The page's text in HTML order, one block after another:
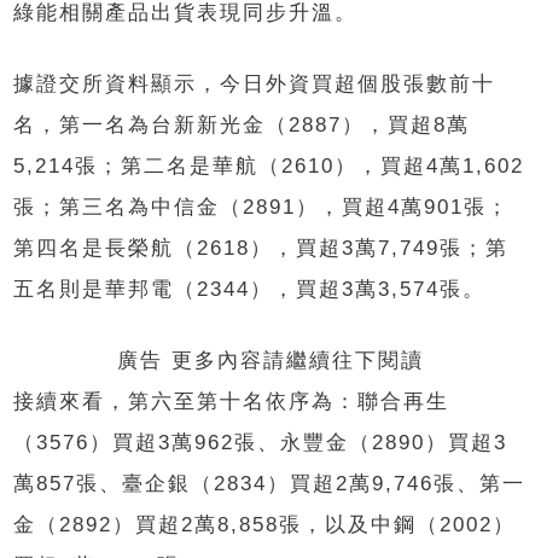
綠能相關產品出貨表現同步升溫。
據證交所資料顯示，今日外資買超個股張數前十
名，第一名為台新新光金（2887），買超8萬
5,214張；第二名是華航（2610），買超4萬1,602
張；第三名為中信金（2891），買超4萬901張；
第四名是長榮航（2618），買超3萬7,749張；第
五名則是華邦電（2344），買超3萬3,574張。
廣告 更多內容請繼續往下閱讀
接續來看，第六至第十名依序為：聯合再生
（3576）買超3萬962張、永豐金（2890）買超3
萬857張、臺企銀（2834）買超2萬9,746張、第一
金（2892）買超2萬8,858張，以及中鋼（2002）